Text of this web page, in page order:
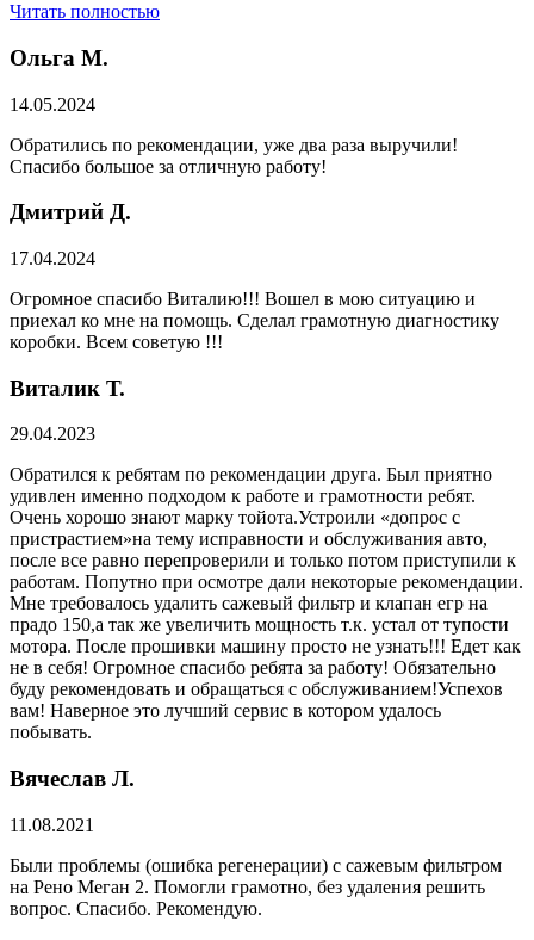
Читать полностью
Ольга М.
14.05.2024
Обратились по рекомендации, уже два раза выручили!
Спасибо большое за отличную работу!
Дмитрий Д.
17.04.2024
Огромное спасибо Виталию!!! Вошел в мою ситуацию и
приехал ко мне на помощь. Сделал грамотную диагностику
коробки. Всем советую !!!
Виталик Т.
29.04.2023
Обратился к ребятам по рекомендации друга. Был приятно
удивлен именно подходом к работе и грамотности ребят.
Очень хорошо знают марку тойота.Устроили «допрос с
пристрастием»на тему исправности и обслуживания авто,
после все равно перепроверили и только потом приступили к
работам. Попутно при осмотре дали некоторые рекомендации.
Мне требовалось удалить сажевый фильтр и клапан егр на
прадо 150,а так же увеличить мощность т.к. устал от тупости
мотора. После прошивки машину просто не узнать!!! Едет как
не в себя! Огромное спасибо ребята за работу! Обязательно
буду рекомендовать и обращаться с обслуживанием!Успехов
вам! Наверное это лучший сервис в котором удалось
побывать.
Вячеслав Л.
11.08.2021
Были проблемы (ошибка регенерации) с сажевым фильтром
на Рено Меган 2. Помогли грамотно, без удаления решить
вопрос. Спасибо. Рекомендую.